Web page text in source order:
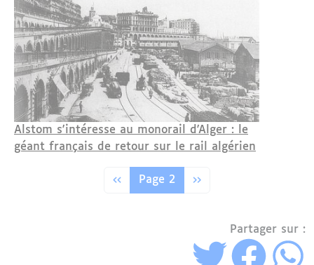
Alstom s'intéresse au monorail d'Alger : le
géant français de retour sur le rail algérien
Page précédente
‹‹ Page 2 Page suivante
››
Partager sur :